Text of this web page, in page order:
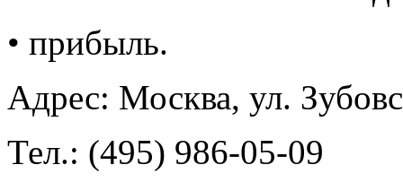
• прибыль.
Адрес: Москва, ул.
Тел.: (495) 986-05-09